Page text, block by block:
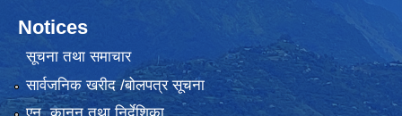
Notices
सूचना तथा समाचार
सार्वजनिक खरीद /बोलपत्र सूचना